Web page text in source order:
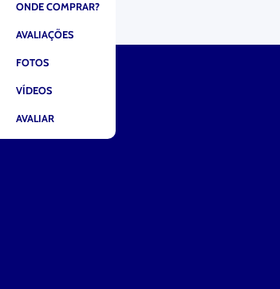
ONDE COMPRAR?
AVALIAÇÕES
FOTOS
VÍDEOS
AVALIAR